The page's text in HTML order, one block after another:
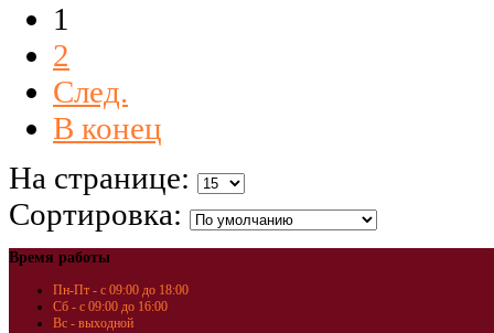
1
2
След.
В конец
На странице:
Сортировка:
Время работы
Пн-Пт - с 09:00 до 18:00
Сб - с 09:00 до 16:00
Вс - выходной